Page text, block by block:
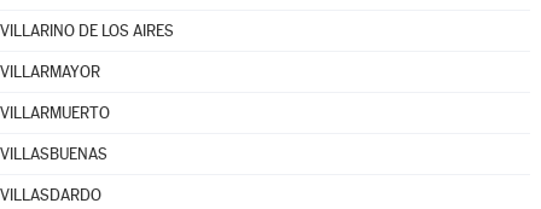
VILLARINO DE LOS AIRES
VILLARMAYOR
VILLARMUERTO
VILLASBUENAS
VILLASDARDO